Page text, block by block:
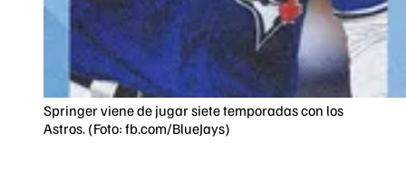
Springer viene de jugar siete temporadas con los
Astros. (Foto: fb.com/BlueJays)